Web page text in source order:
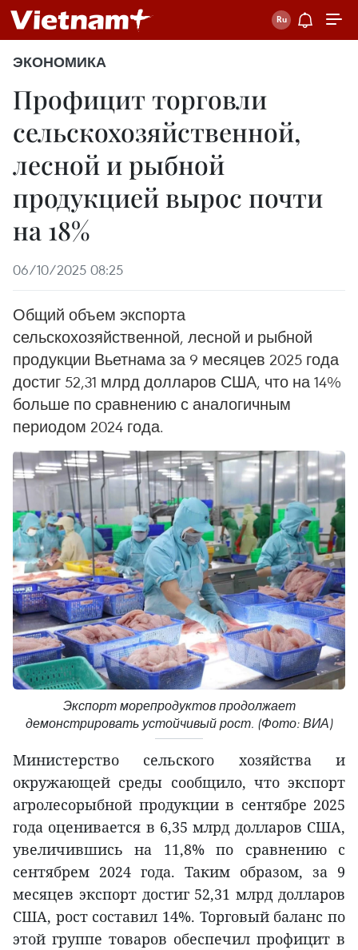
ЭКОНОМИКА
Профицит торговли
сельскохозяйственной,
лесной и рыбной
продукцией вырос почти
на 18%
06/10/2025 08:25
Общий объем экспорта
сельскохозяйственной, лесной и рыбной
продукции Вьетнама за 9 месяцев 2025 года
достиг 52,31 млрд долларов США, что на 14%
больше по сравнению с аналогичным
периодом 2024 года.
Экспорт морепродуктов продолжает
демонстрировать устойчивый рост. (Фото: ВИА)
Министерство сельского хозяйства и
окружающей среды сообщило, что экспорт
агролесорыбной продукции в сентябре 2025
года оценивается в 6,35 млрд долларов США,
увеличившись на 11,8% по сравнению с
сентябрем 2024 года. Таким образом, за 9
месяцев экспорт достиг 52,31 млрд долларов
США, рост составил 14%. Торговый баланс по
этой группе товаров обеспечил профицит в